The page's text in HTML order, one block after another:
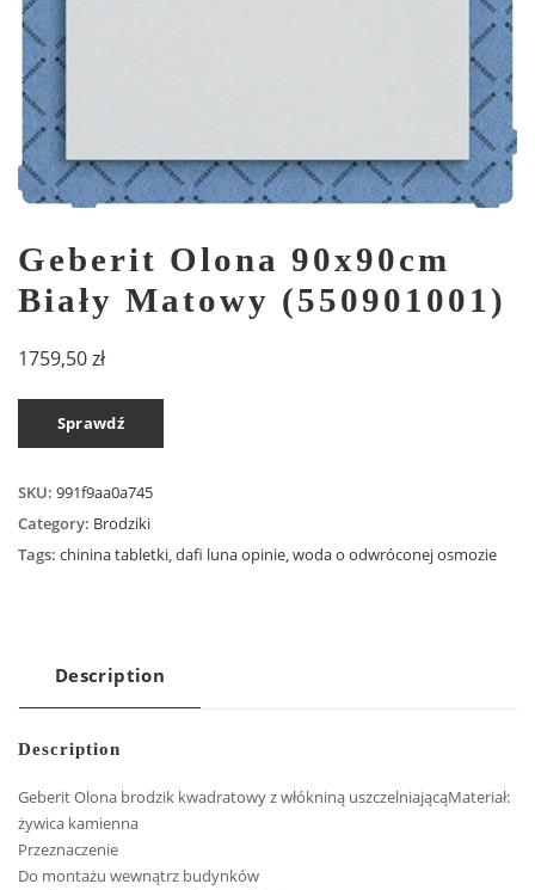
Geberit Olona 90x90cm
Biały Matowy (550901001)
1759,50zł
Sprawdź
SKU: 991f9aa0a745
Category: Brodziki
Tags: chinina tabletki,dafi luna opinie,woda o odwróconej osmozie
Description
Description
Geberit Olona brodzik kwadratowy z włókniną uszczelniającąMateriał:
żywica kamienna
Przeznaczenie
Do montażu wewnątrz budynków